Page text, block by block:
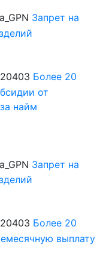
Запрет на
Более 20
от
найм
Запрет на
Более 20
выплату